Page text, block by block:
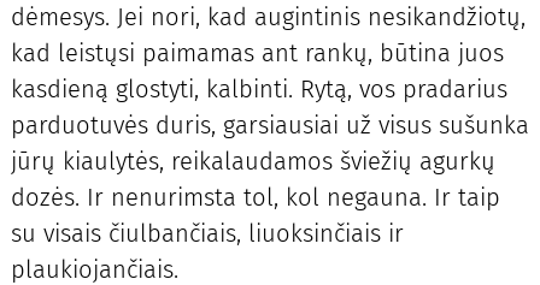
dėmesys. Jei nori, kad augintinis nesikandžiotų,
kad leistųsi paimamas ant rankų, būtina juos
kasdieną glostyti, kalbinti. Rytą, vos pradarius
parduotuvės duris, garsiausiai už visus sušunka
jūrų kiaulytės, reikalaudamos šviežių agurkų
dozės. Ir nenurimsta tol, kol negauna. Ir taip
su visais čiulbančiais, liuoksinčiais ir
plaukiojančiais.